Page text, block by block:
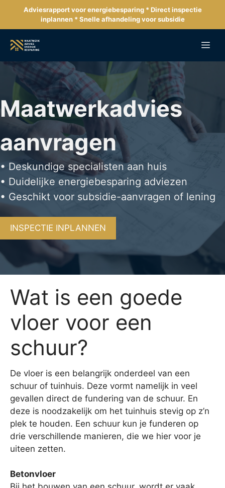
de
inhoud
Adviesrapport voor energiebesparing * Direct inspectie
inplannen * Snelle afhandeling voor subsidie
Maatwerkadvies
aanvragen
• Deskundige specialisten aan huis
• Duidelijke energiebesparing adviezen
• Geschikt voor subsidie-aanvragen of lening
INSPECTIE INPLANNEN
Wat is een goede
vloer voor een
schuur?
De vloer is een belangrijk onderdeel van een
schuur of tuinhuis. Deze vormt namelijk in veel
gevallen direct de fundering van de schuur. En
deze is noodzakelijk om het tuinhuis stevig op z’n
plek te houden. Een schuur kun je funderen op
drie verschillende manieren, die we hier voor je
uiteen zetten.
Betonvloer